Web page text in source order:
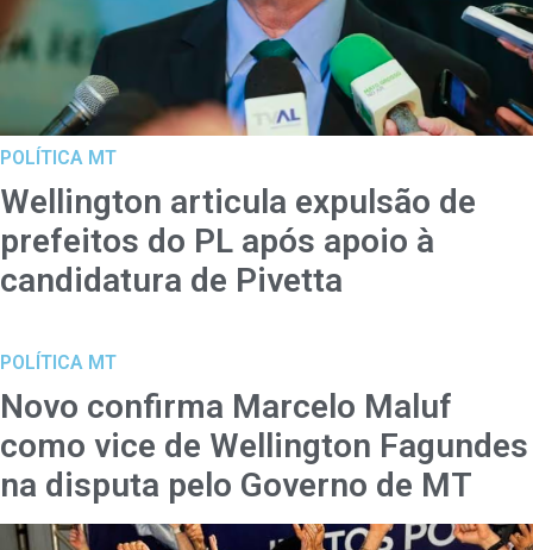
POLÍTICA MT
Wellington articula expulsão de
prefeitos do PL após apoio à
candidatura de Pivetta
POLÍTICA MT
Novo confirma Marcelo Maluf
como vice de Wellington Fagundes
na disputa pelo Governo de MT